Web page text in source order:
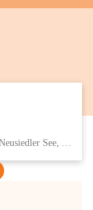
Eisenstädter Straße 18, 7091 Breitenbrunn am Neusiedler See, AUT